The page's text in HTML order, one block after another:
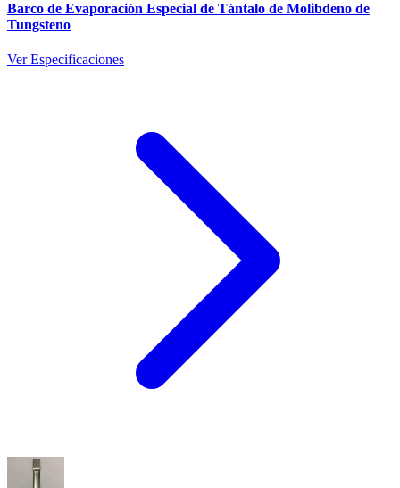
Barco de Evaporación Especial de Tántalo de Molibdeno de
Tungsteno
Ver Especificaciones